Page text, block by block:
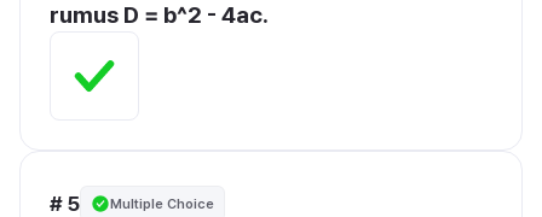
rumus D = b^2 - 4ac.
# 5 Multiple Choice